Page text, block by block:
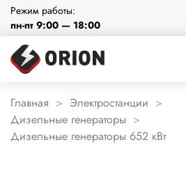
Режим работы:
пн-пт 9:00 — 18:00
Главная
Электростанции
Дизельные генераторы
Дизельные генераторы 652 кВт